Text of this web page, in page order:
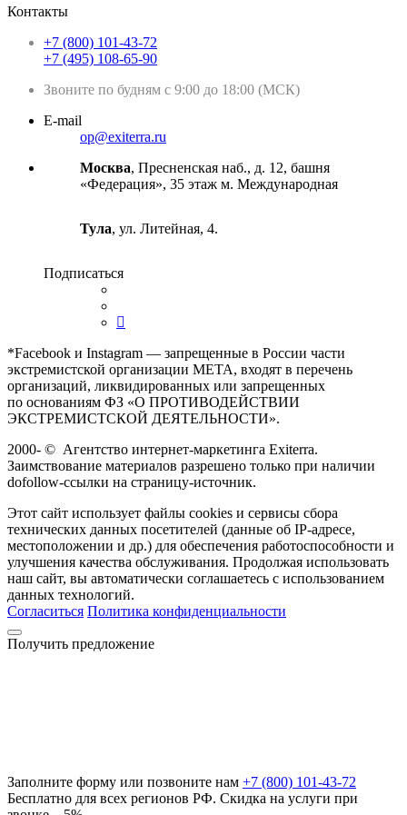
Контакты
+7 (800) 101-43-72
+7 (495) 108-65-90
Звоните по будням с 9:00 до 18:00 (МСК)
E-mail
op@exiterra.ru
Москва, Пресненская наб., д. 12, башня
«Федерация», 35 этаж м. Международная
Тула, ул. Литейная, 4.
Подписаться
*Facebook и Instagram — запрещенные в России части
экстремистской организации META, входят в перечень
организаций, ликвидированных или запрещенных
по основаниям ФЗ «О ПРОТИВОДЕЙСТВИИ
ЭКСТРЕМИСТСКОЙ ДЕЯТЕЛЬНОСТИ».
2000- © Агентство интернет-маркетинга Exiterra.
Заимствование материалов разрешено только при наличии
dofollow-ссылки на страницу-источник.
Этот сайт использует файлы cookies и сервисы сбора
технических данных посетителей (данные об IP-адресе,
местоположении и др.) для обеспечения работоспособности и
улучшения качества обслуживания. Продолжая использовать
наш сайт, вы автоматически соглашаетесь с использованием
данных технологий.
Согласиться Политика конфиденциальности
Получить предложение
Заполните форму или позвоните нам +7 (800) 101-43-72
Бесплатно для всех регионов РФ. Скидка на услуги при